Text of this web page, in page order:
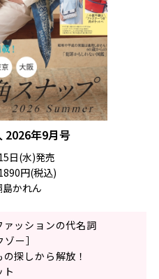
2026年9月号
日(水)発売
円(税込)
かれん
ァッションの代名詞
ー］
探しから解放！
ト